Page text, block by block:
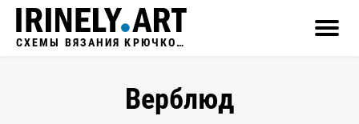
СХЕМЫ ВЯЗАНИЯ КРЮЧКОМ
Верблюд